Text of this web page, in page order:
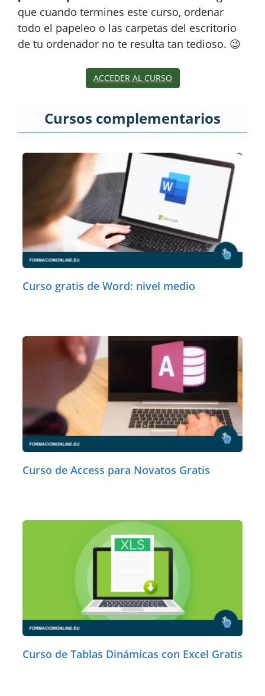
que cuando termines este curso, ordenar
todo el papeleo o las carpetas del escritorio
de tu ordenador no te resulta tan tedioso. 😉
ACCEDER AL CURSO
Cursos complementarios
Curso gratis de Word: nivel medio
Curso de Access para Novatos Gratis
Curso de Tablas Dinámicas con Excel Gratis